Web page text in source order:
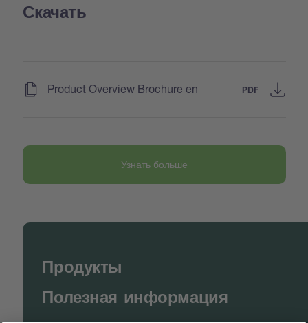
Скачать
Product Overview Brochure en PDF
Узнать больше
Продукты
Полезная информация